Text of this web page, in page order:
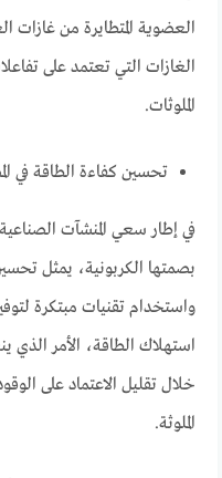
العضوية المتطايرة من غازات
الغازات التي تعتمد على
الملوثات.
تحسين كفاءة الطاقة في
في إطار سعي المنشآت
بصمتها الكربونية، يمثل
واستخدام تقنيات مبتكرة
استهلاك الطاقة، الأمر الذي
خلال تقليل الاعتماد على
الملوثة.